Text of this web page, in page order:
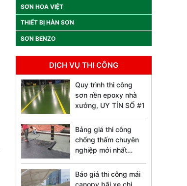
SƠN HOA VIỆT
THIẾT BỊ HÀN SƠN
SƠN BENZO
DỊCH VỤ THI CÔNG
Quy trình thi công
sơn nền epoxy nhà
xưởng, UY TÍN SỐ #1
Bảng giá thi công
chống thấm chuyên
nghiệp mới nhất
Báo giá thi công mái